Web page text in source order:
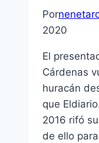
Por
2020
El
Cárdenas
huracán
que
2016 rifó
de ello